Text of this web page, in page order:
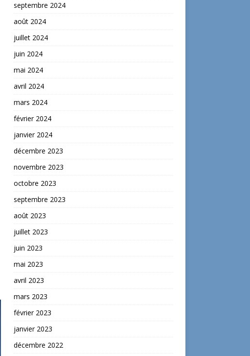
septembre 2024
août 2024
juillet 2024
juin 2024
mai 2024
avril 2024
mars 2024
février 2024
janvier 2024
décembre 2023
novembre 2023
octobre 2023
septembre 2023
août 2023
juillet 2023
juin 2023
mai 2023
avril 2023
mars 2023
février 2023
janvier 2023
décembre 2022